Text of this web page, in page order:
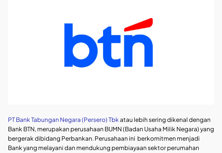
PT Bank Tabungan Negara (Persero) Tbkatau lebih sering dikenal dengan
Bank BTN, merupakan perusahaan BUMN (Badan Usaha Milik Negara) yang
bergerak dibidang Perbankan. Perusahaan ini berkomitmen menjadi
Bank yang melayani dan mendukung pembiayaan sektor perumahan